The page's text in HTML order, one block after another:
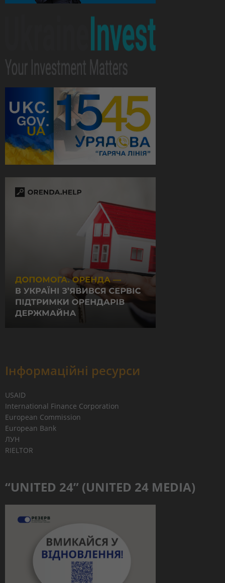
Інформаційні ресурси
USAID
International Finance Corporation
European Commission
European Bank
ЛУН
RIELTOR
“UNITED 24” (UNITED 24 MEDIA)